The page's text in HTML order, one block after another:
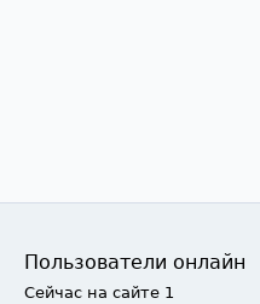
Пользователи онлайн
Сейчас на сайте 1